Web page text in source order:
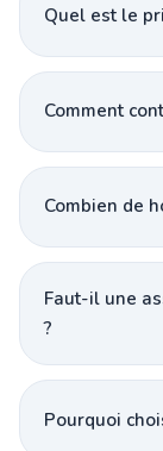
Quel est le
Comment
Combien de
Faut-il une
?
Pourquoi